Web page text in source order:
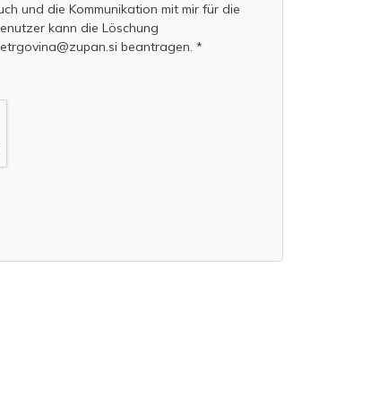
und die Kommunikation mit mir für die
kann die Löschung
beantragen. *